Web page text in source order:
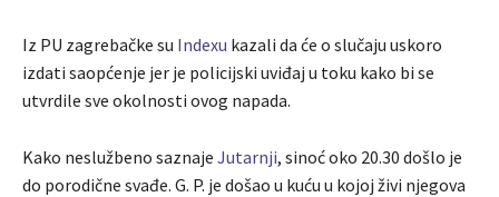
Iz PU zagrebačke su Indexu kazali da će o slučaju uskoro
izdati saopćenje jer je policijski uviđaj u toku kako bi se
utvrdile sve okolnosti ovog napada.
Kako neslužbeno saznaje Jutarnji, sinoć oko 20.30 došlo je
do porodične svađe. G. P. je došao u kuću u kojoj živi njegova